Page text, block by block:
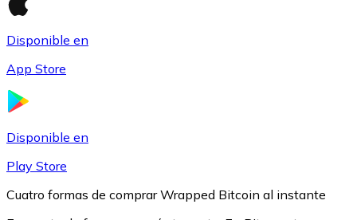
Litecoin
LTC
Disponible en
App Store
Disponible en
Play Store
Cuatro formas de comprar Wrapped Bitcoin al instante